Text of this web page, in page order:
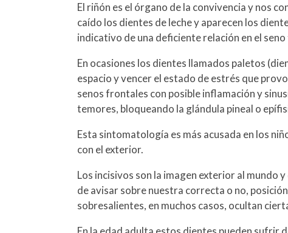
El riñón es el órgano de la convivencia y nos
caído los dientes de leche y aparecen los
indicativo de una deficiente relación en el
En ocasiones los dientes llamados paletos
espacio y vencer el estado de estrés que
senos frontales con posible inflamación y
temores, bloqueando la glándula pineal o
Esta sintomatología es más acusada en los
con el exterior.
Los incisivos son la imagen exterior al mundo
de avisar sobre nuestra correcta o no,
sobresalientes, en muchos casos, ocultan